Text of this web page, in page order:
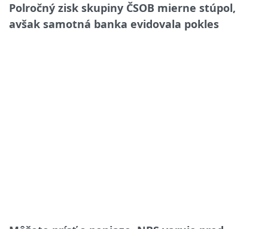
Polročný zisk skupiny ČSOB mierne stúpol,
avšak samotná banka evidovala pokles